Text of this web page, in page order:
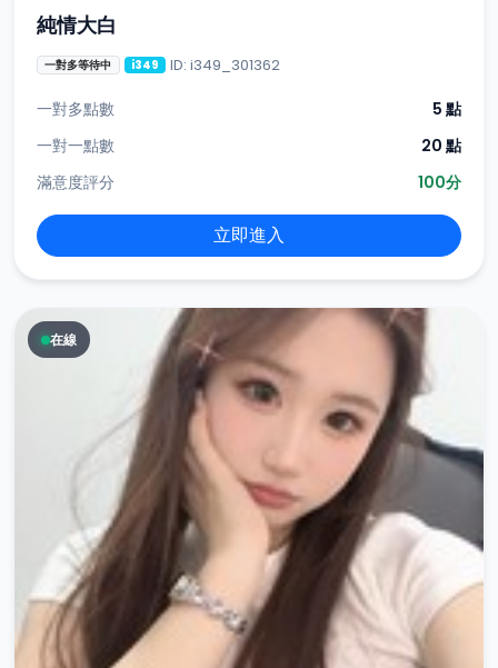
純情大白
一對多等待中 i349 ID: i349_301362
一對多點數
5 點
一對一點數
20 點
滿意度評分
100分
立即進入
在線